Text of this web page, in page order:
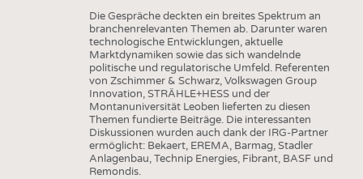
Die Gespräche deckten ein breites Spektrum an
branchenrelevanten Themen ab. Darunter waren
technologische Entwicklungen, aktuelle
Marktdynamiken sowie das sich wandelnde
politische und regulatorische Umfeld. Referenten
von Zschimmer & Schwarz, Volkswagen Group
Innovation, STRÄHLE+HESS und der
Montanuniversität Leoben lieferten zu diesen
Themen fundierte Beiträge. Die interessanten
Diskussionen wurden auch dank der IRG-Partner
ermöglicht: Bekaert, EREMA, Barmag, Stadler
Anlagenbau, Technip Energies, Fibrant, BASF und
Remondis.